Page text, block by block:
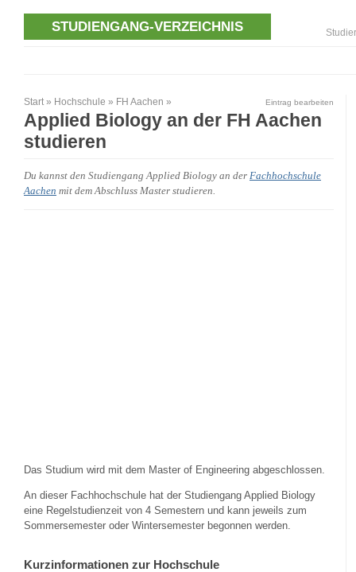
STUDIENGANG-VERZEICHNIS
Start » Hochschule » FH Aachen » Eintrag bearbeiten
Applied Biology an der FH Aachen
studieren
Du kannst den Studiengang Applied Biology an der Fachhochschule
Aachen mit dem Abschluss Master studieren.
Das Studium wird mit dem Master of Engineering abgeschlossen.
An dieser Fachhochschule hat der Studiengang Applied Biology
eine Regelstudienzeit von 4 Semestern und kann jeweils zum
Sommersemester oder Wintersemester begonnen werden.
Kurzinformationen zur Hochschule